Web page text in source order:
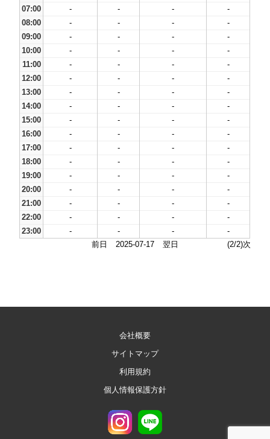
07:00
- - -
-
08:00
- - -
-
09:00
- - -
-
10:00
- - -
-
11:00
- - -
-
12:00
- - -
-
13:00
- - -
-
14:00
- - -
-
15:00
- - -
-
16:00
- - -
-
17:00
- - -
-
18:00
- - -
-
19:00
- - -
-
20:00
- - -
-
21:00
- - -
-
22:00
- - -
-
23:00
- - -
-
前日
2025-07-17 翌日 (2/2)次
会社概要
サイトマップ
利用規約
個人情報保護方針